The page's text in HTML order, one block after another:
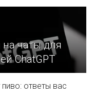
чаты для
ChatGPT
ответы вас